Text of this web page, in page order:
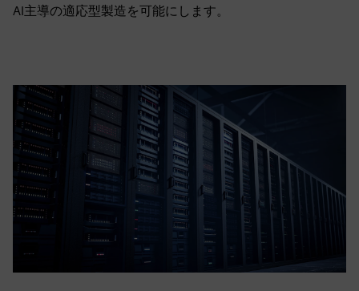
AI主導の適応型製造を可能にします。